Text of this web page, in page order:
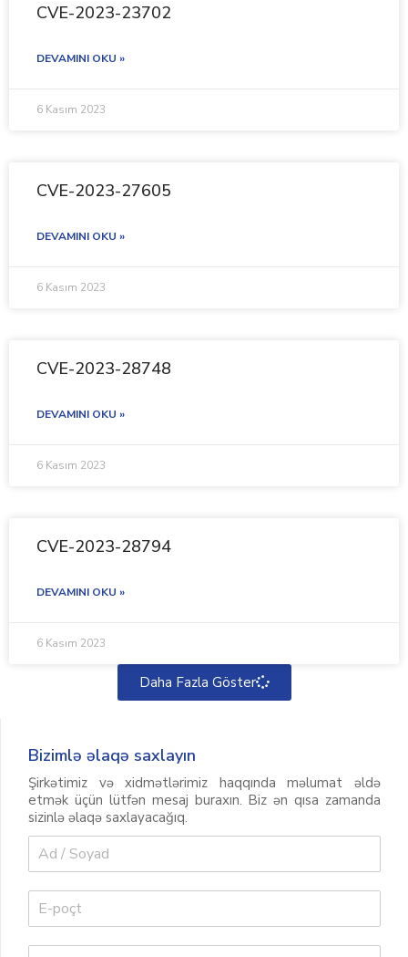
CVE-2023-23702
DEVAMINI OKU »
6 Kasım 2023
CVE-2023-27605
DEVAMINI OKU »
6 Kasım 2023
CVE-2023-28748
DEVAMINI OKU »
6 Kasım 2023
CVE-2023-28794
DEVAMINI OKU »
6 Kasım 2023
Daha Fazla Göster
Bizimlə əlaqə saxlayın
Şirkətimiz və xidmətlərimiz haqqında məlumat əldə
etmək üçün lütfən mesaj buraxın. Biz ən qısa zamanda
sizinlə əlaqə saxlayacağıq.